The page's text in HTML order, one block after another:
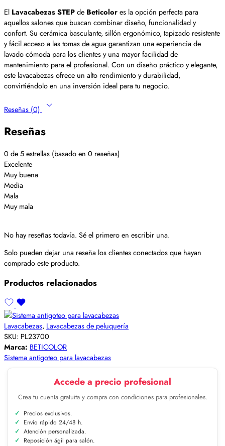
El Lavacabezas STEPde Beticolores la opción perfecta para
aquellos salones que buscan combinar diseño, funcionalidad y
confort. Su cerámica basculante, sillón ergonómico, tapizado resistente
y fácil acceso a las tomas de agua garantizan una experiencia de
lavado cómoda para los clientes y una mayor facilidad de
mantenimiento para el profesional. Con un diseño práctico y elegante,
este lavacabezas ofrece un alto rendimiento y durabilidad,
convirtiéndolo en una inversión ideal para tu negocio.
Reseñas (0)
Reseñas
0 de 5 estrellas (basado en 0 reseñas)
Excelente
Muy buena
Media
Mala
Muy mala
No hay reseñas todavía. Sé el primero en escribir una.
Solo pueden dejar una reseña los clientes conectados que hayan
comprado este producto.
Productos relacionados
Lavacabezas, Lavacabezas de peluquería
SKU: PL23700
Marca: BETICOLOR
Sistema antigoteo para lavacabezas
Accede a precio profesional
Crea tu cuenta gratuita y compra con condiciones para profesionales.
Precios exclusivos.
Envío rápido 24/48 h.
Atención personalizada.
Reposición ágil para salón.